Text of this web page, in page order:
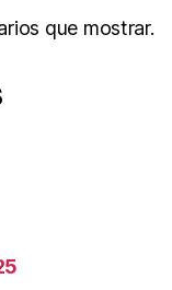
que mostrar.